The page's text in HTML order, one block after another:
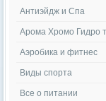
Антиэйдж и Спа
Арома Хромо Гидро
Аэробика и фитнес
Виды спорта
Все о питании